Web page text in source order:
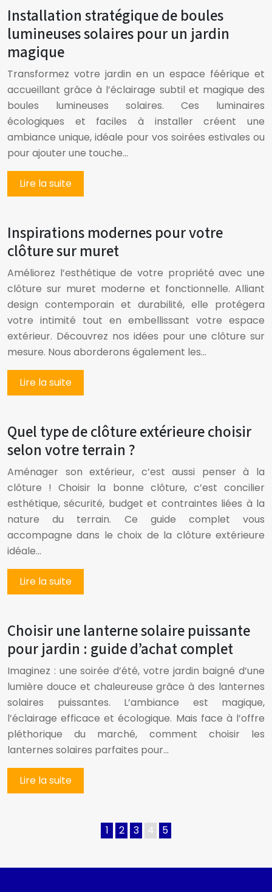
Installation stratégique de boules
lumineuses solaires pour un jardin
magique
Transformez votre jardin en un espace féérique et
accueillant grâce à l’éclairage subtil et magique des
boules lumineuses solaires. Ces luminaires
écologiques et faciles à installer créent une
ambiance unique, idéale pour vos soirées estivales ou
pour ajouter une touche…
Lire la suite
Inspirations modernes pour votre
clôture sur muret
Améliorez l’esthétique de votre propriété avec une
clôture sur muret moderne et fonctionnelle. Alliant
design contemporain et durabilité, elle protégera
votre intimité tout en embellissant votre espace
extérieur. Découvrez nos idées pour une clôture sur
mesure. Nous aborderons également les…
Lire la suite
Quel type de clôture extérieure choisir
selon votre terrain ?
Aménager son extérieur, c’est aussi penser à la
clôture ! Choisir la bonne clôture, c’est concilier
esthétique, sécurité, budget et contraintes liées à la
nature du terrain. Ce guide complet vous
accompagne dans le choix de la clôture extérieure
idéale…
Lire la suite
Choisir une lanterne solaire puissante
pour jardin : guide d’achat complet
Imaginez : une soirée d’été, votre jardin baigné d’une
lumière douce et chaleureuse grâce à des lanternes
solaires puissantes. L’ambiance est magique,
l’éclairage efficace et écologique. Mais face à l’offre
pléthorique du marché, comment choisir les
lanternes solaires parfaites pour…
Lire la suite
1 2 3 4 5